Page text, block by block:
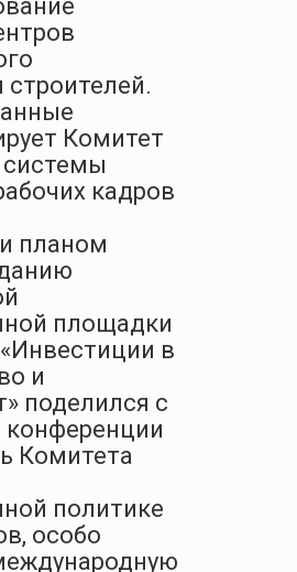
Комитет
кадров
планом
площадки
в
и
поделился с
конференции
Комитета
политике
особо